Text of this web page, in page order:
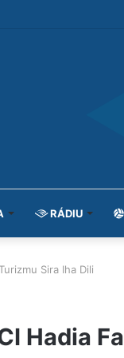
RÁDIU
Sira Iha Dili
Hadia